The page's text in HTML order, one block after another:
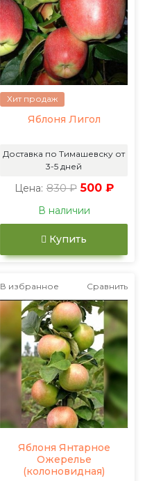
Хит продаж
Яблоня Лигол
Доставка по Тимашевску от
3-5 дней
Цена: 830 ₽ 500 ₽
В наличии
Купить
В избранное Сравнить
Яблоня Янтарное
Ожерелье
(колоновидная)